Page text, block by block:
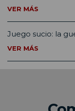
VER MÁS
Juego sucio: la
VER MÁS